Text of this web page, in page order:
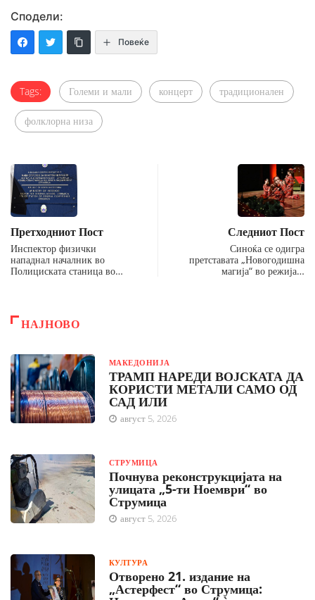
Сподели:
Повеќе
Tags: Големи и мали концерт традиционален
фолклорна низа
Претходниот Пост
Инспектор физички
нападнал началник во
Полициската станица во…
Следниот Пост
Синоќа се одигра
претставата „Новогодишна
магија“ во режија…
НАЈНОВО
МАКЕДОНИЈА
ТРАМП НАРЕДИ ВОЈСКАТА ДА
КОРИСТИ МЕТАЛИ САМО ОД
САД ИЛИ
август 5, 2026
СТРУМИЦА
Почнува реконструкцијата на
улицата „5-ти Ноември“ во
Струмица
август 5, 2026
КУЛТУРА
Отворено 21. издание на
„Астерфест“ во Струмица: